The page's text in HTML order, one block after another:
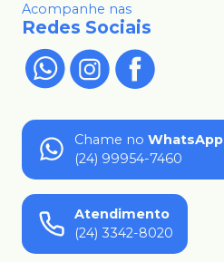
Acompanhe nas
Redes Sociais
Chame no WhatsApp
(24) 99954-7460
Atendimento
(24) 3342-8020